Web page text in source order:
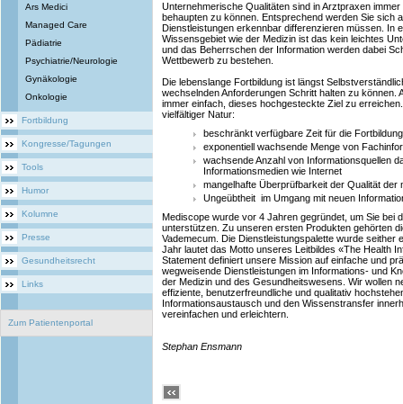
Ars Medici
Managed Care
Pädiatrie
Psychiatrie/Neurologie
Gynäkologie
Onkologie
Fortbildung
Kongresse/Tagungen
Tools
Humor
Kolumne
Presse
Gesundheitsrecht
Links
Zum Patientenportal
Unternehmerische Qualitäten sind in Arztpraxen
behaupten zu können. Entsprechend werden Sie sich
Dienstleistungen erkennbar differenzieren müssen. In
Wissensgebiet wie der Medizin ist das kein leichtes
und das Beherrschen der Information werden dabei
Wettbewerb zu bestehen.
Die lebenslange Fortbildung ist längst
wechselnden Anforderungen Schritt halten zu können.
immer einfach, dieses hochgesteckte Ziel zu
vielfältiger Natur:
beschränkt verfügbare Zeit für die Fortbildung
exponentiell wachsende Menge von
wachsende Anzahl von Informationsquellen
Informationsmedien wie Internet
mangelhafte Überprüfbarkeit der Qualität der
Ungeübtheit im Umgang mit neuen
Mediscope wurde vor 4 Jahren gegründet, um Sie bei
unterstützen. Zu unseren ersten Produkten gehörten
Vademecum. Die Dienstleistungspalette wurde seither
Jahr lautet das Motto unseres Leitbildes «The Health
Statement definiert unsere Mission auf einfache und
wegweisende Dienstleistungen im Informations- und
der Medizin und des Gesundheitswesens. Wir wollen
effiziente, benutzerfreundliche und qualitativ
Informationsaustausch und den Wissenstransfer
vereinfachen und erleichtern.
Stephan Ensmann